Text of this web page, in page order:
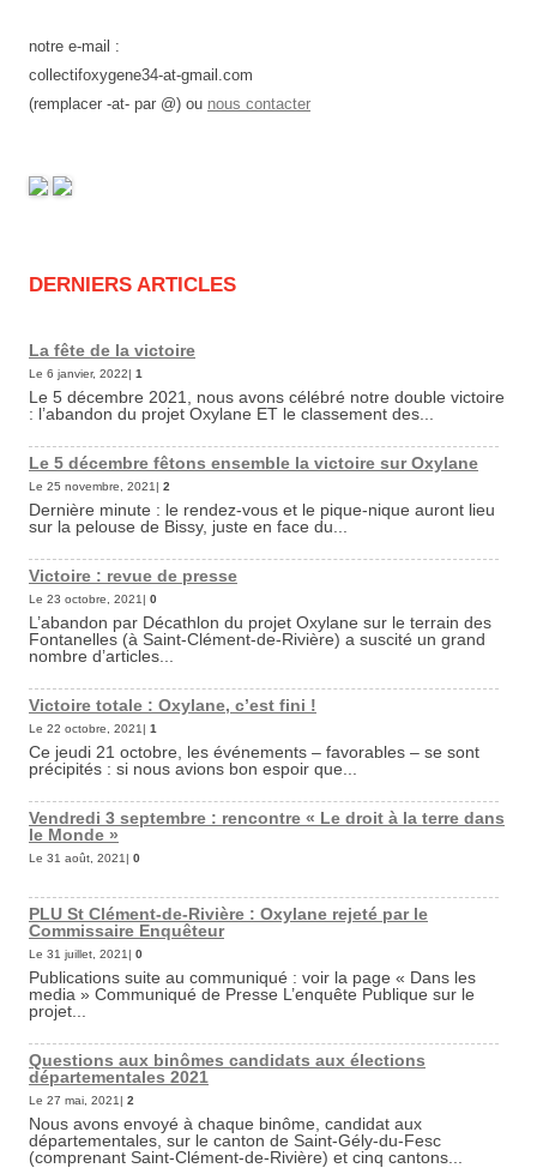
notre e-mail :
collectifoxygene34-at-gmail.com
(remplacer -at- par @) ou nous contacter
DERNIERS ARTICLES
La fête de la victoire
Le 6 janvier, 2022| 1
Le 5 décembre 2021, nous avons célébré notre double victoire
: l’abandon du projet Oxylane ET le classement des...
Le 5 décembre fêtons ensemble la victoire sur Oxylane
Le 25 novembre, 2021| 2
Dernière minute : le rendez-vous et le pique-nique auront lieu
sur la pelouse de Bissy, juste en face du...
Victoire : revue de presse
Le 23 octobre, 2021| 0
L’abandon par Décathlon du projet Oxylane sur le terrain des
Fontanelles (à Saint-Clément-de-Rivière) a suscité un grand
nombre d’articles...
Victoire totale : Oxylane, c’est fini !
Le 22 octobre, 2021| 1
Ce jeudi 21 octobre, les événements – favorables – se sont
précipités : si nous avions bon espoir que...
Vendredi 3 septembre : rencontre « Le droit à la terre dans
le Monde »
Le 31 août, 2021| 0
PLU St Clément-de-Rivière : Oxylane rejeté par le
Commissaire Enquêteur
Le 31 juillet, 2021| 0
Publications suite au communiqué : voir la page « Dans les
media » Communiqué de Presse L’enquête Publique sur le
projet...
Questions aux binômes candidats aux élections
départementales 2021
Le 27 mai, 2021| 2
Nous avons envoyé à chaque binôme, candidat aux
départementales, sur le canton de Saint-Gély-du-Fesc
(comprenant Saint-Clément-de-Rivière) et cinq cantons...